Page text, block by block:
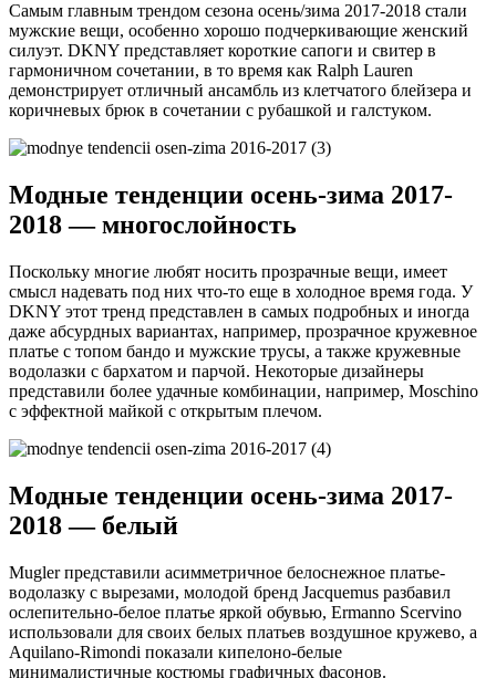
Самым главным трендом сезона осень/зима 2017-2018 стали
мужские вещи, особенно хорошо подчеркивающие женский
силуэт. DKNY представляет короткие сапоги и свитер в
гармоничном сочетании, в то время как Ralph Lauren
демонстрирует отличный ансамбль из клетчатого блейзера и
коричневых брюк в сочетании с рубашкой и галстуком.
Модные тенденции осень-зима 2017-
2018 — многослойность
Поскольку многие любят носить прозрачные вещи, имеет
смысл надевать под них что-то еще в холодное время года. У
DKNY этот тренд представлен в самых подробных и иногда
даже абсурдных вариантах, например, прозрачное кружевное
платье с топом бандо и мужские трусы, а также кружевные
водолазки с бархатом и парчой. Некоторые дизайнеры
представили более удачные комбинации, например, Moschino
с эффектной майкой с открытым плечом.
Модные тенденции осень-зима 2017-
2018 — белый
Mugler представили асимметричное белоснежное платье-
водолазку с вырезами, молодой бренд Jacquemus разбавил
ослепительно-белое платье яркой обувью, Ermanno Scervino
использовали для своих белых платьев воздушное кружево, а
Aquilano-Rimondi показали кипелоно-белые
минималистичные костюмы графичных фасонов.